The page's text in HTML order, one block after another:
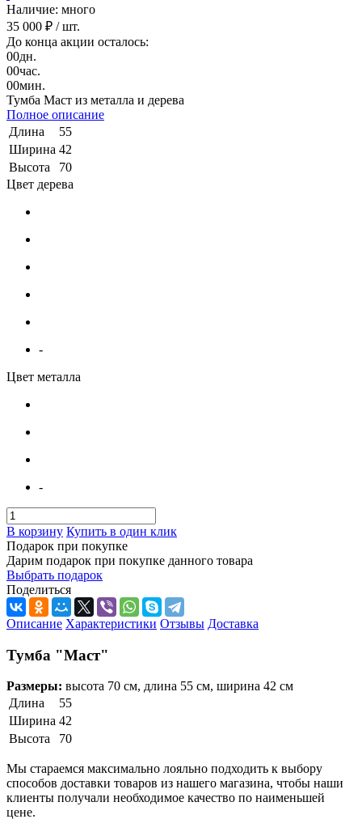
Наличие: много
35 000 ₽ / шт.
До конца акции осталось:
00дн.
00час.
00мин.
Тумба Маст из металла и дерева
Полное описание
Длина
55
Ширина 42
Высота
70
Цвет дерева
-
Цвет металла
-
В корзину Купить в один клик
Подарок при покупке
Дарим подарок при покупке данного товара
Выбрать подарок
Поделиться
Описание Характеристики Отзывы Доставка
Тумба "Маст"
Размеры: высота 70 см, длина 55 см, ширина 42 см
Длина
55
Ширина 42
Высота
70
Мы стараемся максимально лояльно подходить к выбору
способов доставки товаров из нашего магазина, чтобы наши
клиенты получали необходимое качество по наименьшей
цене.